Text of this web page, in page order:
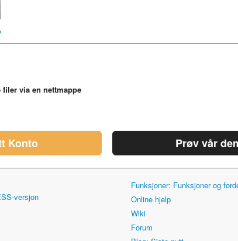
via en nettmappe
Konto Prøv vår
versjon
Funksjoner: Funksjoner og
Online hjelp
Wiki
Forum